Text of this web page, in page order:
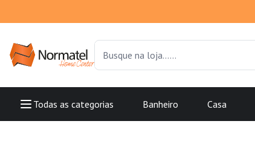
Todas as categorias Banheiro Casa